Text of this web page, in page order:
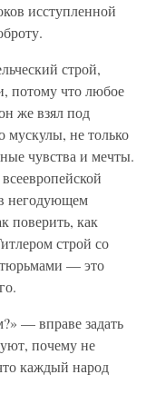
исступленной
строй,
потому что любое
же взял под
мускулы, не только
чувства и мечты.
негодующем
поверить, как
строй со
тюрьмами — это
— вправе задать
почему не
каждый народ